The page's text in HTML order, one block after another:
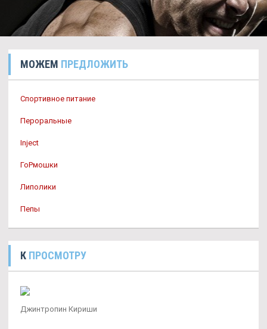
МОЖЕМ ПРЕДЛОЖИТЬ
Спортивное питание
Пероральные
Inject
ГоРмошки
Липолики
Пепы
К ПРОСМОТРУ
Джинтропин Кириши